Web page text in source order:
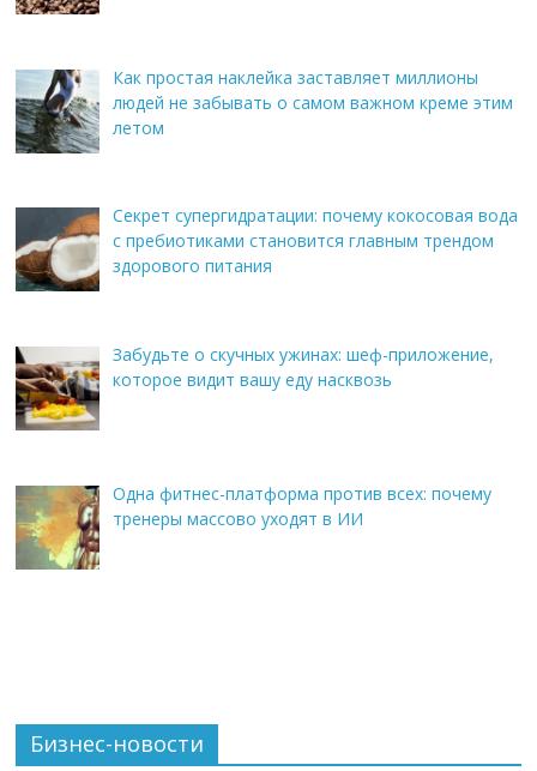
Как простая наклейка заставляет миллионы
людей не забывать о самом важном креме этим
летом
Секрет супергидратации: почему кокосовая вода
с пребиотиками становится главным трендом
здорового питания
Забудьте о скучных ужинах: шеф-приложение,
которое видит вашу еду насквозь
Одна фитнес-платформа против всех: почему
тренеры массово уходят в ИИ
Бизнес-новости